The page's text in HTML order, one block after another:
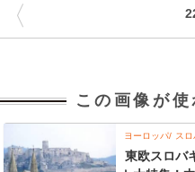
〈
この画像が
ヨーロッパ スロ
東欧スロバ